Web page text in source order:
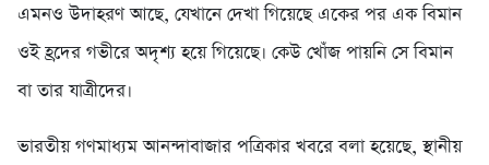
এমনও উদাহরণ আছে, যেখানে দেখা গিয়েছে একের পর এক বিমান
ওই হ্রদের গভীরে অদৃশ্য হয়ে গিয়েছে। কেউ খোঁজ পায়নি সে বিমান
বা তার যাত্রীদের।
ভারতীয় গণমাধ্যম আনন্দাবাজার পত্রিকার খবরে বলা হয়েছে, স্থানীয়